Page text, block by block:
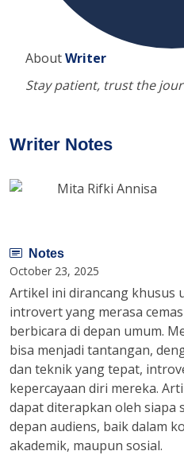
AboutWriter
Stay patient, trust the
Writer Notes
Mita Rifki Annisa
Notes
October 23, 2025
Artikel ini dirancang khusus
introvert yang merasa
berbicara di depan umum.
bisa menjadi tantangan,
dan teknik yang tepat,
kepercayaan diri mereka.
dapat diterapkan oleh siapa
depan audiens, baik dalam
akademik, maupun sosial.